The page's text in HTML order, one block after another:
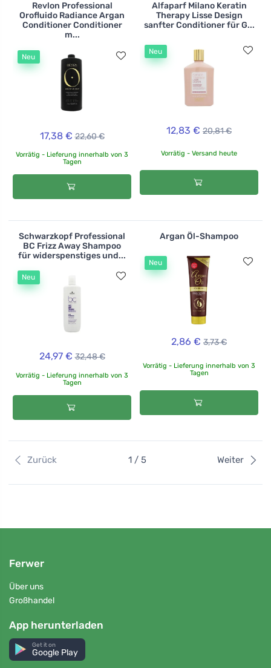
Revlon Professional
Orofluido Radiance Argan
Conditioner Conditioner
m...
Neu
17,38 € 22,60 €
Vorrätig - Lieferung innerhalb von 3
Tagen
Alfaparf Milano Keratin
Therapy Lisse Design
sanfter Conditioner für G...
Neu
12,83 € 20,81 €
Vorrätig - Versand heute
Schwarzkopf Professional
BC Frizz Away Shampoo
für widerspenstiges und...
Neu
24,97 € 32,48 €
Vorrätig - Lieferung innerhalb von 3
Tagen
Argan Öl-Shampoo
Neu
2,86 € 3,73 €
Vorrätig - Lieferung innerhalb von 3
Tagen
Zurück 1 / 5 Weiter
Ferwer
Über uns
Großhandel
App herunterladen
Get it on
Google Play